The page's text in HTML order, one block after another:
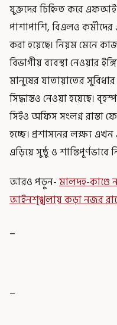
যুক্তদের চিহ্নিত করে
পাশাপাশি, বিএলও
করা হয়েছে। নিয়ম মেনে
বিভাগীয় ব্যবস্থা নেওয়ার
মানুষের যাতায়াতের
সিদ্ধান্তও নেওয়া হয়েছে।
সিইও অফিস সংলগ্ন রাস্তা
হচ্ছে। প্রশাসনের লক্ষ্য
এড়িয়ে সুষ্ঠু ও শান্তিপূর্ণভাবে
আরও পড়ুন-মালদহ-কাণ্ডে
আইনশৃঙ্খলায় কড়া নজর
_
_